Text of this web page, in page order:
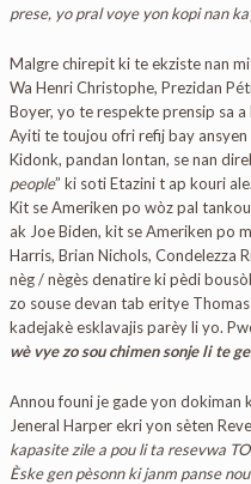
prese, yo pral voye yon kopi nan
Malgre chirepit ki te ekziste nan
Wa Henri Christophe, Prezidan
Boyer, yo te respekte prensip sa
Ayiti te toujou ofri refij bay ansyen
Kidonk, pandan lontan, se nan
people” ki soti Etazini t ap kouri
Kit se Ameriken po wòz pal
ak Joe Biden, kit se Ameriken po
Harris, Brian Nichols, Condelezza
nèg / nègès denatire ki pèdi
zo souse devan tab eritye
kadejakè esklavajis parèy li yo.
wè vye zo sou chimen sonje li te
Annou founi je gade yon
Jeneral Harper ekri yon sèten
kapasite zile a pou li ta resevwa
Èske gen pèsonn ki janm panse